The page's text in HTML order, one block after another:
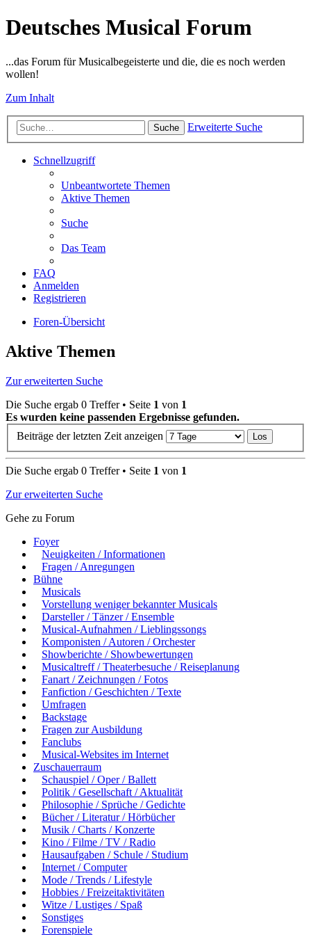
Deutsches Musical Forum
...das Forum für Musicalbegeisterte und die, die es noch werden
wollen!
Zum Inhalt
Suche Erweiterte Suche
Schnellzugriff
Unbeantwortete Themen
Aktive Themen
Suche
Das Team
FAQ
Anmelden
Registrieren
Foren-Übersicht
Aktive Themen
Zur erweiterten Suche
Die Suche ergab 0 Treffer • Seite 1 von 1
Es wurden keine passenden Ergebnisse gefunden.
Beiträge der letzten Zeit anzeigen
Die Suche ergab 0 Treffer • Seite 1 von 1
Zur erweiterten Suche
Gehe zu Forum
Foyer
Neuigkeiten / Informationen
Fragen / Anregungen
Bühne
Musicals
Vorstellung weniger bekannter Musicals
Darsteller / Tänzer / Ensemble
Musical-Aufnahmen / Lieblingssongs
Komponisten / Autoren / Orchester
Showberichte / Showbewertungen
Musicaltreff / Theaterbesuche / Reiseplanung
Fanart / Zeichnungen / Fotos
Fanfiction / Geschichten / Texte
Umfragen
Backstage
Fragen zur Ausbildung
Fanclubs
Musical-Websites im Internet
Zuschauerraum
Schauspiel / Oper / Ballett
Politik / Gesellschaft / Aktualität
Philosophie / Sprüche / Gedichte
Bücher / Literatur / Hörbücher
Musik / Charts / Konzerte
Kino / Filme / TV / Radio
Hausaufgaben / Schule / Studium
Internet / Computer
Mode / Trends / Lifestyle
Hobbies / Freizeitaktivitäten
Witze / Lustiges / Spaß
Sonstiges
Forenspiele